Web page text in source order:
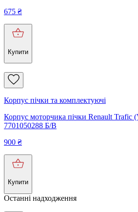
675 ₴
Купити
Корпус пічки та комплектуючі
Корпус моторчика пічки Renault Trafic
7701050288 Б/В
900 ₴
Купити
Останні надходження